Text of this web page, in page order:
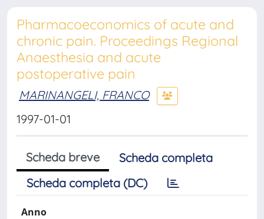
Pharmacoeconomics of acute and
chronic pain. Proceedings Regional
Anaesthesia and acute
postoperative pain
MARINANGELI, FRANCO
1997-01-01
Scheda breve
Scheda completa
Scheda completa (DC)
Anno